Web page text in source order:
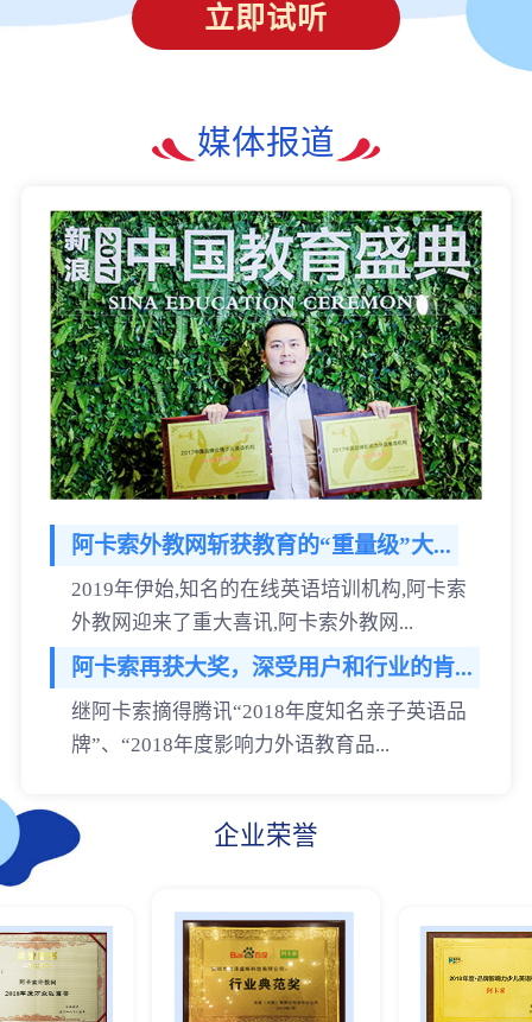
立即试听
媒体报道
阿卡索外教网斩获教育的“重量级”大...
2019年伊始,知名的在线英语培训机构,阿卡索
外教网迎来了重大喜讯,阿卡索外教网...
阿卡索再获大奖，深受用户和行业的肯...
继阿卡索摘得腾讯“2018年度知名亲子英语品
牌”、“2018年度影响力外语教育品...
企业荣誉